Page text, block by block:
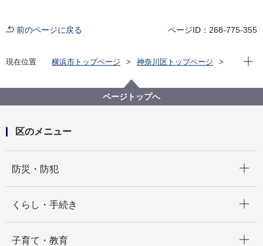
前のページに戻る ページID：268-775-355
現在位置 横浜市トップページ
神奈川区トップページ
区長瓦版（令和６年度）
かめ太郎も盛り上げます！1,000日前イベント
現在
ページトップへ
区のメニュー
防災・防犯
くらし・手続き
子育て・教育